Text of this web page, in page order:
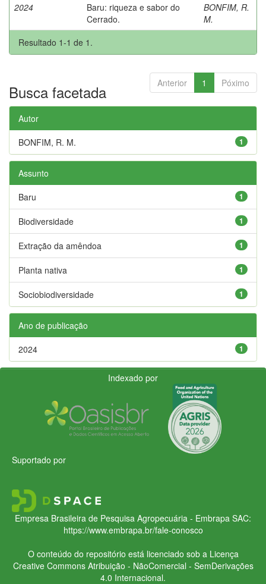
2024
Baru: riqueza e sabor do
Cerrado.
BONFIM, R.
M.
Resultado 1-1 de 1.
Anterior 1 Póximo
Busca facetada
Autor
1
BONFIM, R. M.
Assunto
1
Baru
1
Biodiversidade
1
Extração da amêndoa
1
Planta nativa
1
Sociobiodiversidade
Ano de publicação
1
2024
Indexado por
Suportado por
Empresa Brasileira de Pesquisa Agropecuária - Embrapa SAC:
https://www.embrapa.br/fale-conosco
O conteúdo do repositório está licenciado sob a Licença
Creative CommonsAtribuição - NãoComercial - SemDerivações
4.0 Internacional.